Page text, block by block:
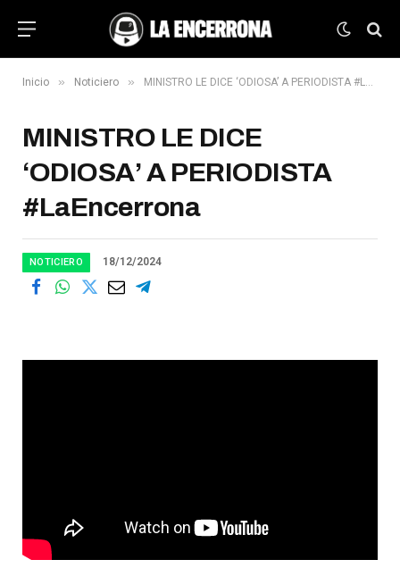
Inicio » Noticiero » MINISTRO LE DICE ‘ODIOSA’ A PERIODISTA #LaEncerrona
MINISTRO LE DICE
‘ODIOSA’ A PERIODISTA
#LaEncerrona
NOTICIERO 18/12/2024